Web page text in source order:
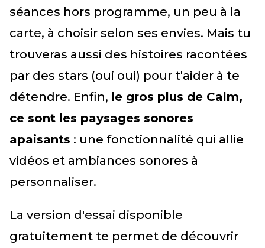
séances hors programme, un peu à la
carte, à choisir selon ses envies. Mais tu
trouveras aussi des histoires racontées
par des stars (oui oui) pour t'aider à te
détendre. Enfin, le gros plus de Calm,
ce sont les paysages sonores
apaisants : une fonctionnalité qui allie
vidéos et ambiances sonores à
personnaliser.
La version d'essai disponible
gratuitement te permet de découvrir